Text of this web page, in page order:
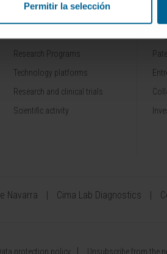
Permitir la selección
RESEARCH
Research Programs
Technology platforms
Research and clinical trials
Scientific activity
Navarra Cima Lab Diagnostics
protection policy Unsubscribe from the